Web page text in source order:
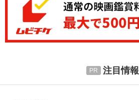
注目情報